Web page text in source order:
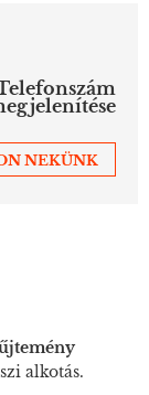
NEKÜNK
alkotás.